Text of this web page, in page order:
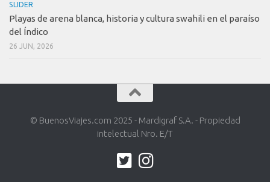
SLIDER
Playas de arena blanca, historia y cultura swahili en el paraíso
del Índico
26 JUN, 2026
© BuenosViajes.com 2025 - Mardigraf S.A. - Propiedad
intelectual Nro. E/T